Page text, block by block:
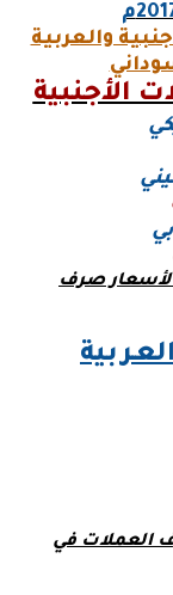
والعربية
الأجنبية
مدونة سودانيه 23 لأسعار صرف
لأسعار صرف العملات في